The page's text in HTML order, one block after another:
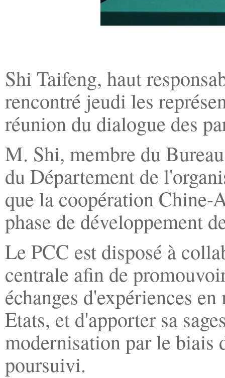
Shi Taifeng, haut
rencontré jeudi les
réunion du dialogue des
M. Shi, membre du
du Département de
que la coopération Chine-
phase de développement
Le PCC est disposé à
centrale afin de
échanges d'expériences
Etats, et d'apporter sa
modernisation par le biais
poursuivi.